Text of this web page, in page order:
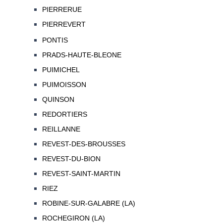
PIERRERUE
PIERREVERT
PONTIS
PRADS-HAUTE-BLEONE
PUIMICHEL
PUIMOISSON
QUINSON
REDORTIERS
REILLANNE
REVEST-DES-BROUSSES
REVEST-DU-BION
REVEST-SAINT-MARTIN
RIEZ
ROBINE-SUR-GALABRE (LA)
ROCHEGIRON (LA)